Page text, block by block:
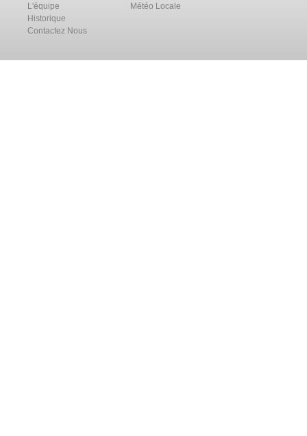
L'équipe
Historique
Contactez Nous
Météo Locale